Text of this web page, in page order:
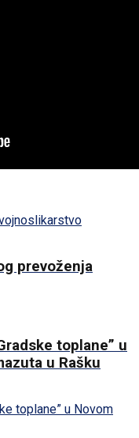
slikarstvo
prevoženja
toplane” u
u Rašku